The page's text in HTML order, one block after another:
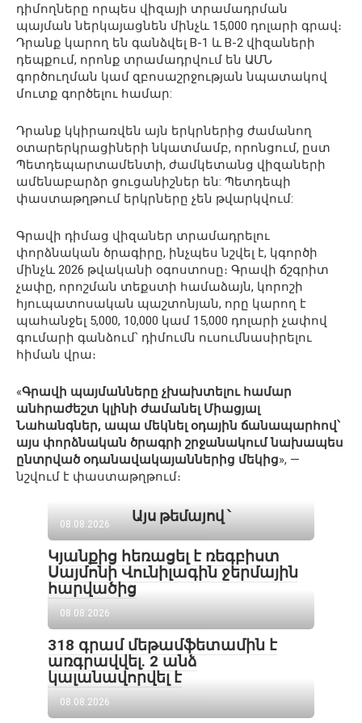
դիմողները որպես վիզայի տրամադրման
պայման ներկայացնեն մինչև 15,000 դոլարի գրավ։
Դրանք կարող են գանձվել B-1 և B-2 վիզաների
դեպքում, որոնք տրամադրվում են ԱՄՆ
գործուղման կամ զբոսաշրջության նպատակով
մուտք գործելու համար:
Դրանք կկիրառվեն այն երկրներից ժամանող
օտարերկրացիների նկատմամբ, որոնցում, ըստ
Պետդեպարտամենտի, ժամկետանց վիզաների
ամենաբարձր ցուցանիշներ են: Պետդեպի
փաստաթղթում երկրները չեն թվարկվում:
Գրավի դիմաց վիզաներ տրամադրելու
փորձնական ծրագիրը, ինչպես նշվել է, կգործի
մինչև 2026 թվականի օգոստոսը։ Գրավի ճշգրիտ
չափը, որոշման տեքստի համաձայն, կորոշի
հյուպատոսական պաշտոնյան, որը կարող է
պահանջել 5,000, 10,000 կամ 15,000 դոլարի չափով
գումարի գանձում՝ դիմումն ուսումնասիրելու
հիման վրա։
«Գրավի պայմանները չխախտելու համար
անհրաժեշտ կլինի ժամանել Միացյալ
Նահանգներ, ապա մեկնել օդային ճանապարհով՝
այս փորձնական ծրագրի շրջանակում նախապես
ընտրված օդանավակայաններից մեկից», —
նշվում է փաստաթղթում։
Այս թեմայով ՝
08.08.2026
Կյանքից հեռացել է ռեգբիստ
Սայմոնի Վունիլագին ջերմային
հարվածից
08.08.2026
318 գրամ մեթամֆետամին է
առգրավվել․ 2 անձ
կալանավորվել է
08.08.2026